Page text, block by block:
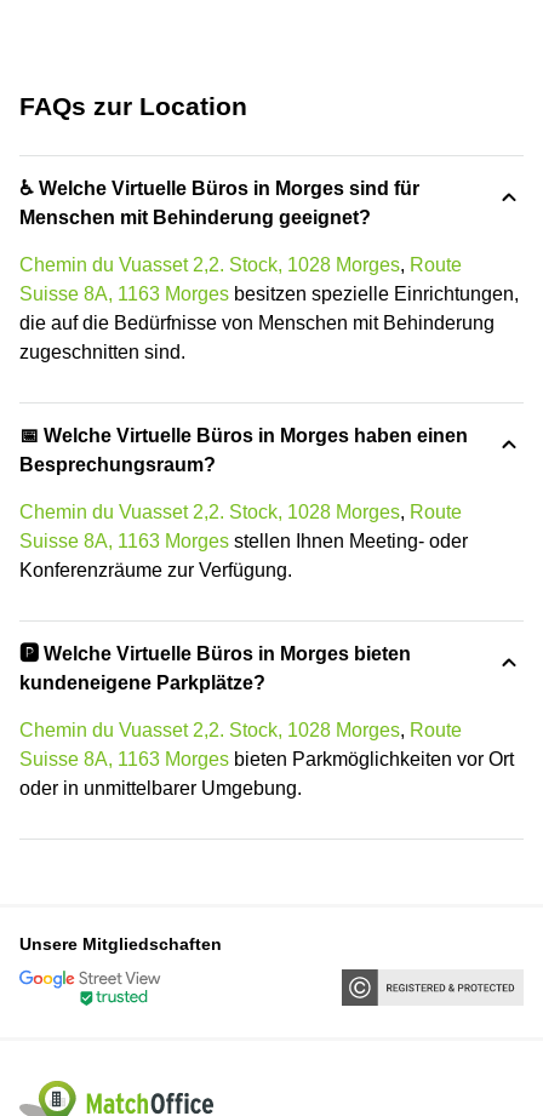
FAQs zur Location
♿ Welche Virtuelle Büros in Morges sind für
Menschen mit Behinderung geeignet?
Chemin du Vuasset 2,2. Stock, 1028 Morges, Route
Suisse 8A, 1163 Morges besitzen spezielle Einrichtungen,
die auf die Bedürfnisse von Menschen mit Behinderung
zugeschnitten sind.
📅 Welche Virtuelle Büros in Morges haben einen
Besprechungsraum?
Chemin du Vuasset 2,2. Stock, 1028 Morges, Route
Suisse 8A, 1163 Morges stellen Ihnen Meeting- oder
Konferenzräume zur Verfügung.
🅿️ Welche Virtuelle Büros in Morges bieten
kundeneigene Parkplätze?
Chemin du Vuasset 2,2. Stock, 1028 Morges, Route
Suisse 8A, 1163 Morges bieten Parkmöglichkeiten vor Ort
oder in unmittelbarer Umgebung.
Unsere Mitgliedschaften